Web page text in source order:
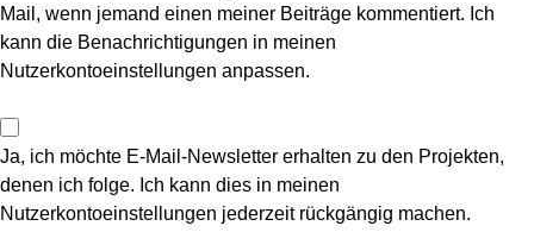
Mail, wenn jemand einen meiner Beiträge kommentiert. Ich
kann die Benachrichtigungen in meinen
Nutzerkontoeinstellungen anpassen.
Ja, ich möchte E-Mail-Newsletter erhalten zu den Projekten,
denen ich folge. Ich kann dies in meinen
Nutzerkontoeinstellungen jederzeit rückgängig machen.